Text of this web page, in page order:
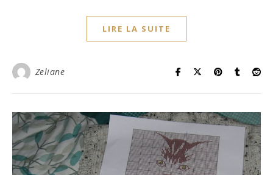
LIRE LA SUITE
Zeliane